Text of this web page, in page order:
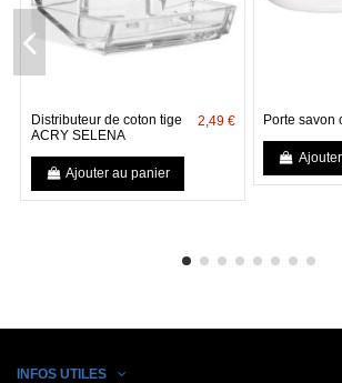
Distributeur de coton tige
ACRY SELENA
2,49 €
Ajouter au panier
Porte savon
INFOS UTILES